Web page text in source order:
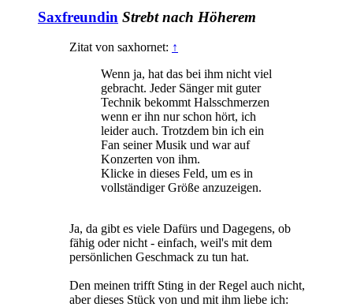
Saxfreundin Strebt nach Höherem
Zitat von saxhornet: ↑
Wenn ja, hat das bei ihm nicht viel
gebracht. Jeder Sänger mit guter
Technik bekommt Halsschmerzen
wenn er ihn nur schon hört, ich
leider auch. Trotzdem bin ich ein
Fan seiner Musik und war auf
Konzerten von ihm.
Klicke in dieses Feld, um es in
vollständiger Größe anzuzeigen.
Ja, da gibt es viele Dafürs und Dagegens, ob
fähig oder nicht - einfach, weil's mit dem
persönlichen Geschmack zu tun hat.
Den meinen trifft Sting in der Regel auch nicht,
aber dieses Stück von und mit ihm liebe ich: